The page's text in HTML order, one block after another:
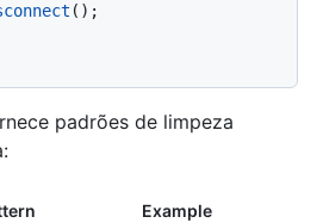
();
padrões de limpeza
Example